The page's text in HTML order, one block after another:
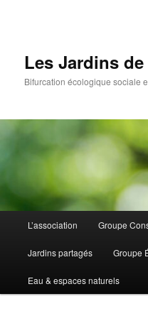
Les Jardins de
Bifurcation écologique sociale
principal
L’association Groupe
Jardins partagés Groupe
Eau & espaces naturels